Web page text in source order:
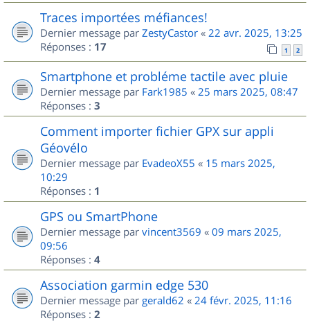
Traces importées méfiances!
Dernier message par ZestyCastor « 22 avr. 2025, 13:25
Réponses : 17 1 2
Smartphone et probléme tactile avec pluie
Dernier message par Fark1985 « 25 mars 2025, 08:47
Réponses : 3
Comment importer fichier GPX sur appli
Géovélo
Dernier message par EvadeoX55 « 15 mars 2025,
10:29
Réponses : 1
GPS ou SmartPhone
Dernier message par vincent3569 « 09 mars 2025,
09:56
Réponses : 4
Association garmin edge 530
Dernier message par gerald62 « 24 févr. 2025, 11:16
Réponses : 2